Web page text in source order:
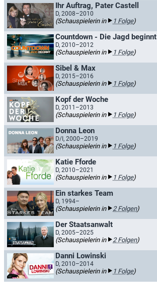
Ihr Auftrag, Pater Castell
D, 2008–2010
(Schauspielerin in 1 Folge)
Countdown - Die Jagd beginnt
D, 2010–2012
(Schauspielerin in 1 Folge)
Sibel & Max
D, 2015–2016
(Schauspielerin in 1 Folge)
Kopf der Woche
D, 2011–2013
(Schauspielerin in 1 Folge)
Donna Leon
D/I, 2000–2019
(Schauspielerin in 1 Folge)
Katie Fforde
D, 2010–2021
(Schauspielerin in 1 Folge)
Ein starkes Team
D, 1994–
(Schauspielerin in 2 Folgen)
Der Staatsanwalt
D, 2005–2025
(Schauspielerin in 2 Folgen)
Danni Lowinski
D, 2010–2014
(Schauspielerin in 1 Folge)